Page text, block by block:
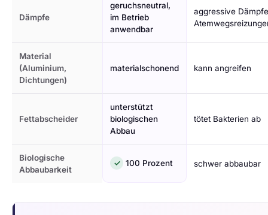
Dämpfe
geruchsneutral,
im Betrieb
anwendbar
aggressive
Material
(Aluminium,
Dichtungen)
materialschonend kann angreifen
Fettabscheider
unterstützt
biologischen
Abbau
tötet Bakterien ab
Biologische
Abbaubarkeit
✓ 100 Prozent schwer abbaubar